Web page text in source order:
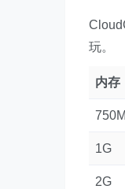
玩。
内存
750M
1G
2G